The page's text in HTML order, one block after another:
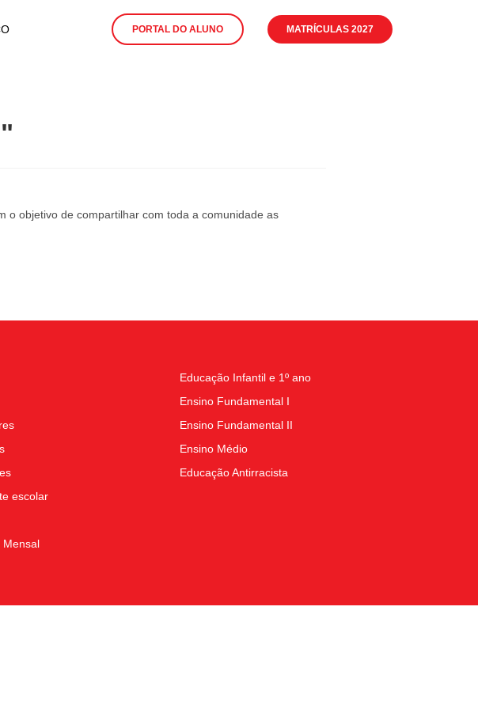
PORTAL DO ALUNO MATRÍCULAS 2027
o objetivo de compartilhar com toda a comunidade as
escolar
Mensal
Educação Infantil e 1º ano
Ensino Fundamental I
Ensino Fundamental II
Ensino Médio
Educação Antirracista